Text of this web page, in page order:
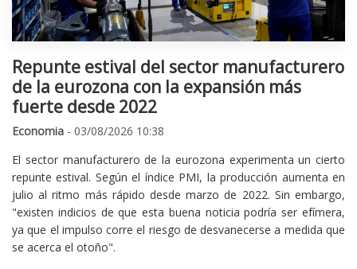
Repunte estival del sector manufacturero
de la eurozona con la expansión más
fuerte desde 2022
Economia - 03/08/2026 10:38
El sector manufacturero de la eurozona experimenta un cierto
repunte estival. Según el índice PMI, la producción aumenta en
julio al ritmo más rápido desde marzo de 2022. Sin embargo,
"existen indicios de que esta buena noticia podría ser efímera,
ya que el impulso corre el riesgo de desvanecerse a medida que
se acerca el otoño".